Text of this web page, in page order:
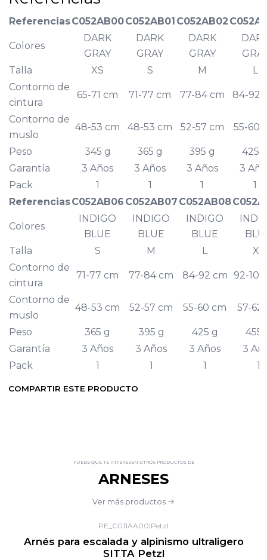
ReferenciasC052AB00C052AB01 C052AB02
Colores
DARK
GRAY
DARK
GRAY
DARK
GRAY
Talla
XS S M
L
Contorno de
cintura
65-71 cm 71-77 cm 77-84 cm 84-92
Contorno de
muslo
48-53 cm 48-53 cm 52-57 cm 55-60
Peso 345 g 365 g 395 g
425
Garantía
3 Años 3 Años 3 Años
3
Pack
1 1 1
1
ReferenciasC052AB06 C052AB07 C052AB08
Colores
INDIGO
BLUE
INDIGO
BLUE
INDIGO
BLUE
Talla
S M L
XL
Contorno de
cintura
71-77 cm 77-84 cm 84-92 cm 92-
Contorno de
muslo
48-53 cm 52-57 cm 55-60 cm 57-62
Peso 365 g 395 g 425 g
455
Garantía
3 Años 3 Años 3 Años
3
Pack
1 1 1 1
COMPARTIR ESTE PRODUCTO
PUEDE QUE TE INTERESEN OTROS PRODUCTOS DE
ARNESES
Ver más productos
PE_C011AA00|Petzl
Arnés para escalada y alpinismo ultraligero
SITTA Petzl